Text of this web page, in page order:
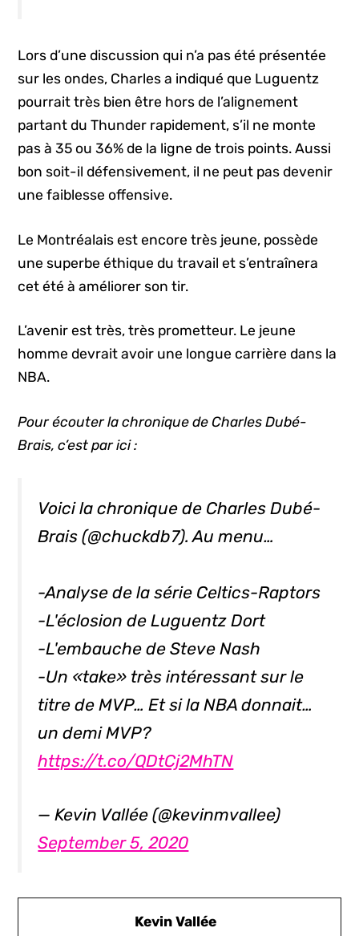
Lors d’une discussion qui n’a pas été présentée
sur les ondes, Charles a indiqué que Luguentz
pourrait très bien être hors de l’alignement
partant du Thunder rapidement, s’il ne monte
pas à 35 ou 36% de la ligne de trois points. Aussi
bon soit-il défensivement, il ne peut pas devenir
une faiblesse offensive.
Le Montréalais est encore très jeune, possède
une superbe éthique du travail et s’entraînera
cet été à améliorer son tir.
L’avenir est très, très prometteur. Le jeune
homme devrait avoir une longue carrière dans la
NBA.
Pour écouter la chronique de Charles Dubé-
Brais, c’est par ici :
Voici la chronique de Charles Dubé-
Brais (@chuckdb7). Au menu…
-Analyse de la série Celtics-Raptors
-L'éclosion de Luguentz Dort
-L'embauche de Steve Nash
-Un «take» très intéressant sur le
titre de MVP… Et si la NBA donnait…
un demi MVP?
https://t.co/QDtCj2MhTN
— Kevin Vallée (@kevinmvallee)
September 5, 2020
Kevin Vallée